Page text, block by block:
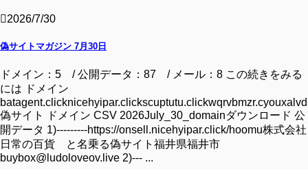
2026/7/30
偽サイトマガジン 7月30日
ドメイン：5 / 公開データ：87 / メール：8 この続きをみる
には ドメイン
偽サイト ドメイン CSV 2026July_30_domainダウンロード 公
開データ 1)---------https://onsell.nicehyipar.click/hoomu株式会社
日常の百貨 と名乗る偽サイト福井県福井市
buybox@ludoloveov.live 2)--- ...